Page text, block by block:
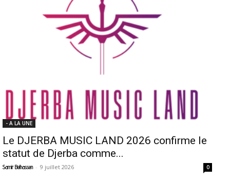
- A LA UNE
Le DJERBA MUSIC LAND 2026 confirme le
statut de Djerba comme...
Samir Belhassen - 9 juillet 2026 0